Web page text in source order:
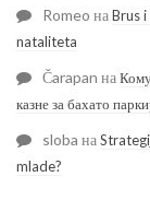
Romeo наBrus
nataliteta
Čarapan на
казне за бахато
sloba на
mlade?